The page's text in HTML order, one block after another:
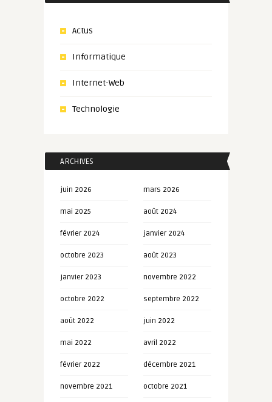
Actus
Informatique
Internet-Web
Technologie
ARCHIVES
juin 2026 mars 2026
mai 2025 août 2024
février 2024 janvier 2024
octobre 2023 août 2023
janvier 2023 novembre 2022
octobre 2022 septembre 2022
août 2022 juin 2022
mai 2022 avril 2022
février 2022 décembre 2021
novembre 2021 octobre 2021